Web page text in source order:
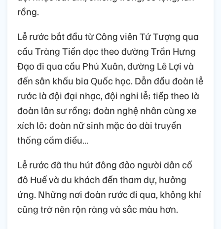
rồng.
Lễ rước bắt đầu từ Công viên Tứ Tượng qua
cầu Tràng Tiền dọc theo đường Trần Hưng
Đạo đi qua cầu Phú Xuân, đường Lê Lợi và
đến sân khấu bia Quốc học. Dẫn đầu đoàn lễ
rước là đội đại nhạc, đội nghi lễ; tiếp theo là
đoàn lân sư rồng; đoàn nghệ nhân cùng xe
xích lô; đoàn nữ sinh mặc áo dài truyền
thống cầm diều…
Lễ rước đã thu hút đông đảo người dân cố
đô Huế và du khách đến tham dự, hưởng
ứng. Những nơi đoàn rước đi qua, không khí
cũng trở nên rộn ràng và sắc màu hơn.